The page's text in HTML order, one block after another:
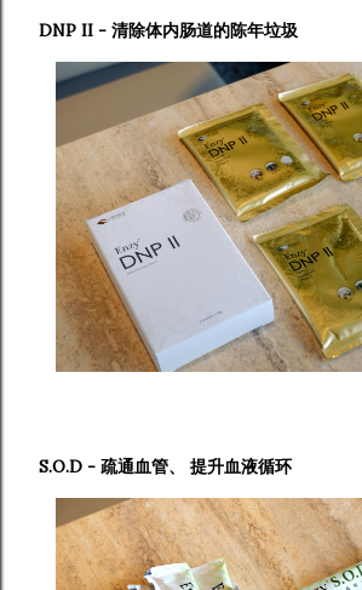
DNP II - 清除体内肠道的陈年垃圾
S.O.D - 疏通血管、 提升血液循环